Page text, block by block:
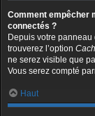
Comment empêcher
connectés ?
Depuis votre panneau
trouverez l’option
ne serez visible que
Vous serez compté
Haut